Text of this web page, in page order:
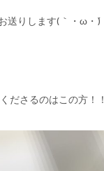
送りします(｀・ω・´)
ださるのはこの方！！